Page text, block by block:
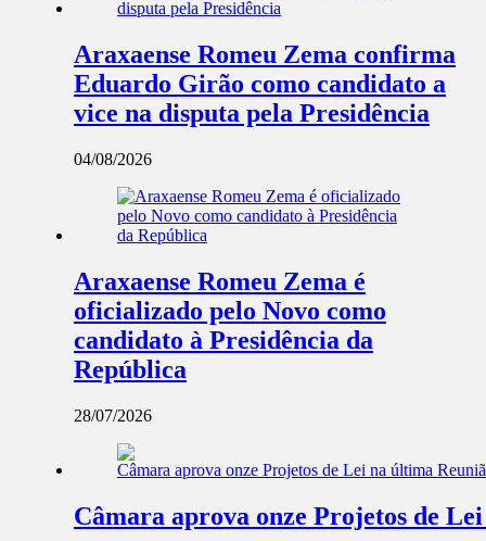
Araxaense Romeu Zema confirma
Eduardo Girão como candidato a
vice na disputa pela Presidência
04/08/2026
Araxaense Romeu Zema é
oficializado pelo Novo como
candidato à Presidência da
República
28/07/2026
Câmara aprova onze Projetos de